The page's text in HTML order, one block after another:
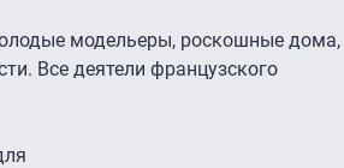
модельеры, роскошные дома,
Все деятели французского